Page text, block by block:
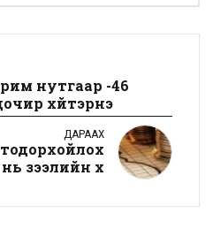
нутгаар -46
хүйтэрнэ
ДАРААХ
зээлийн хүү